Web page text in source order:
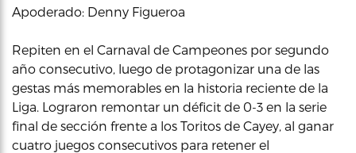
Apoderado: Denny Figueroa
Repiten en el Carnaval de Campeones por segundo
año consecutivo, luego de protagonizar una de las
gestas más memorables en la historia reciente de la
Liga. Lograron remontar un déficit de 0-3 en la serie
final de sección frente a los Toritos de Cayey, al ganar
cuatro juegos consecutivos para retener el